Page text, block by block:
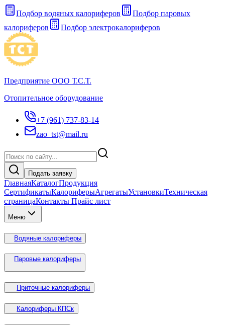
Подбор водяных калориферов
Подбор паровых
калориферов
Подбор электрокалориферов
Предприятие ООО Т.С.Т.
Отопительное оборудование
+7 (961) 737-83-14
zao_tst@mail.ru
Подать заявку
ГлавнаяКаталогПродукция
СертификатыКалориферыАгрегатыУстановкиТехническая
страницаКонтакты Прайс лист
Меню
Водяные калориферы
Паровые калориферы
Приточные калориферы
Калориферы КПСк